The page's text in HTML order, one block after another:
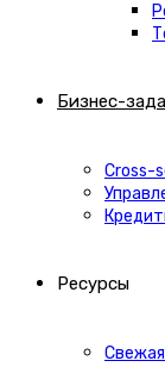
Бизнес-
Cross-
Ресурсы